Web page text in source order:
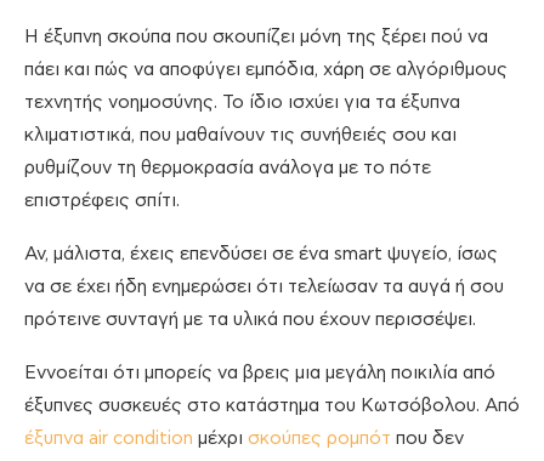
Η έξυπνη σκούπα που σκουπίζει μόνη της ξέρει πού να
πάει και πώς να αποφύγει εμπόδια, χάρη σε αλγόριθμους
τεχνητής νοημοσύνης. Το ίδιο ισχύει για τα έξυπνα
κλιματιστικά, που μαθαίνουν τις συνήθειές σου και
ρυθμίζουν τη θερμοκρασία ανάλογα με το πότε
επιστρέφεις σπίτι.
Αν, μάλιστα, έχεις επενδύσει σε ένα smart ψυγείο, ίσως
να σε έχει ήδη ενημερώσει ότι τελείωσαν τα αυγά ή σου
πρότεινε συνταγή με τα υλικά που έχουν περισσέψει.
Εννοείται ότι μπορείς να βρεις μια μεγάλη ποικιλία από
έξυπνες συσκευές στο κατάστημα του Κωτσόβολου. Από
έξυπνα air condition μέχρι σκούπες ρομπότ που δεν